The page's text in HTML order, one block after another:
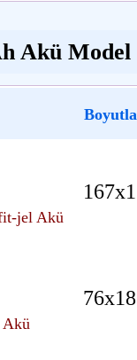
Akü Model
jel Akü
Akü